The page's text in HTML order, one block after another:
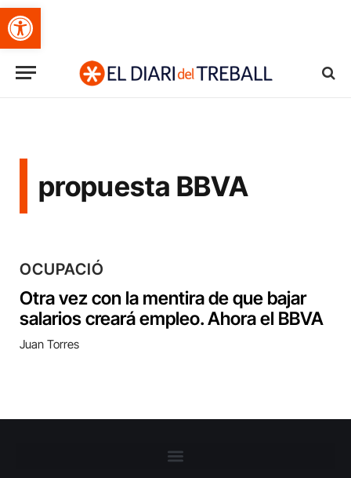
Obre la barra d'eines
propuesta BBVA
OCUPACIÓ
Otra vez con la mentira de que bajar
salarios creará empleo. Ahora el BBVA
Juan Torres